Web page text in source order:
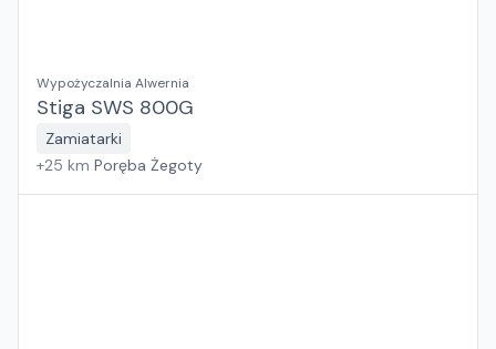
Wypożyczalnia Alwernia
Stiga SWS 800G
Zamiatarki
+25 km Poręba Żegoty